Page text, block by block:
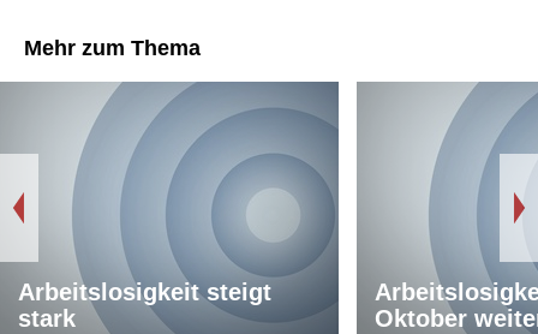
Mehr zum Thema
Arbeitslosigkeit steigt
stark
Oktober